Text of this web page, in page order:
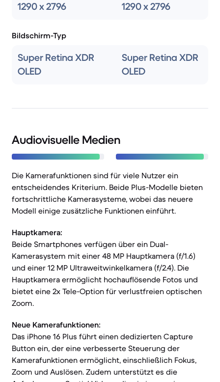
1290 x 2796 1290 x 2796
Bildschirm-Typ
Super Retina XDR
OLED
Super Retina XDR
OLED
Audiovisuelle Medien
Die Kamerafunktionen sind für viele Nutzer ein
entscheidendes Kriterium. Beide Plus-Modelle bieten
fortschrittliche Kamerasysteme, wobei das neuere
Modell einige zusätzliche Funktionen einführt.
Hauptkamera:
Beide Smartphones verfügen über ein Dual-
Kamerasystem mit einer 48 MP Hauptkamera (f/1.6)
und einer 12 MP Ultraweitwinkelkamera (f/2.4). Die
Hauptkamera ermöglicht hochauflösende Fotos und
bietet eine 2x Tele-Option für verlustfreien optischen
Zoom.
Neue Kamerafunktionen:
Das iPhone 16 Plus führt einen dedizierten Capture
Button ein, der eine verbesserte Steuerung der
Kamerafunktionen ermöglicht, einschließlich Fokus,
Zoom und Auslösen. Zudem unterstützt es die